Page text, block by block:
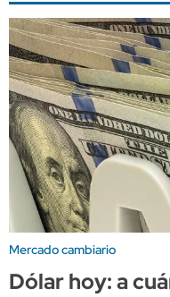
Mercado cambiario
Dólar hoy: a